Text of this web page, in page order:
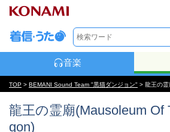
音楽
TOP > BEMANI Sound Team "黒猫ダンジョン" > 龍王の霊
龍王の霊廟(Mausoleum Of
gon)